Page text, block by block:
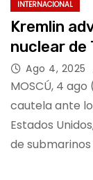
INTERNACIONAL
Kremlin
nuclear de
Ago 4, 2025
MOSCÚ, 4
cautela ante
Estados
de